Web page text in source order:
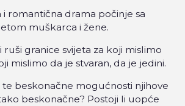
i romantična drama počinje sa
muškarca i žene.
ruši granice svijeta za koji mislimo
mislimo da je stvaran, da je jedini.
te beskonačne mogućnosti njihove
beskonačne? Postoji li uopće